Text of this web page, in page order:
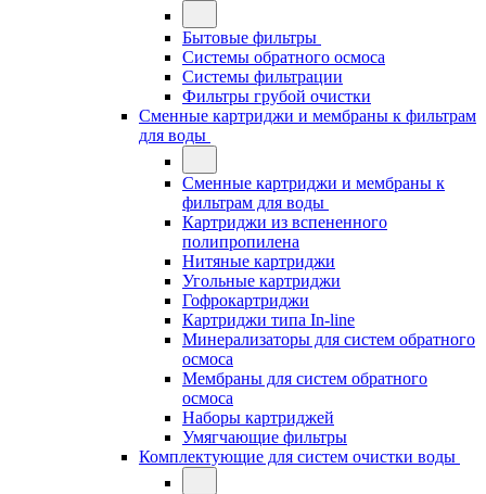
Бытовые фильтры
Системы обратного осмоса
Системы фильтрации
Фильтры грубой очистки
Сменные картриджи и мембраны к фильтрам
для воды
Сменные картриджи и мембраны к
фильтрам для воды
Картриджи из вспененного
полипропилена
Нитяные картриджи
Угольные картриджи
Гофрокартриджи
Картриджи типа In-line
Минерализаторы для систем обратного
осмоса
Мембраны для систем обратного
осмоса
Наборы картриджей
Умягчающие фильтры
Комплектующие для систем очистки воды